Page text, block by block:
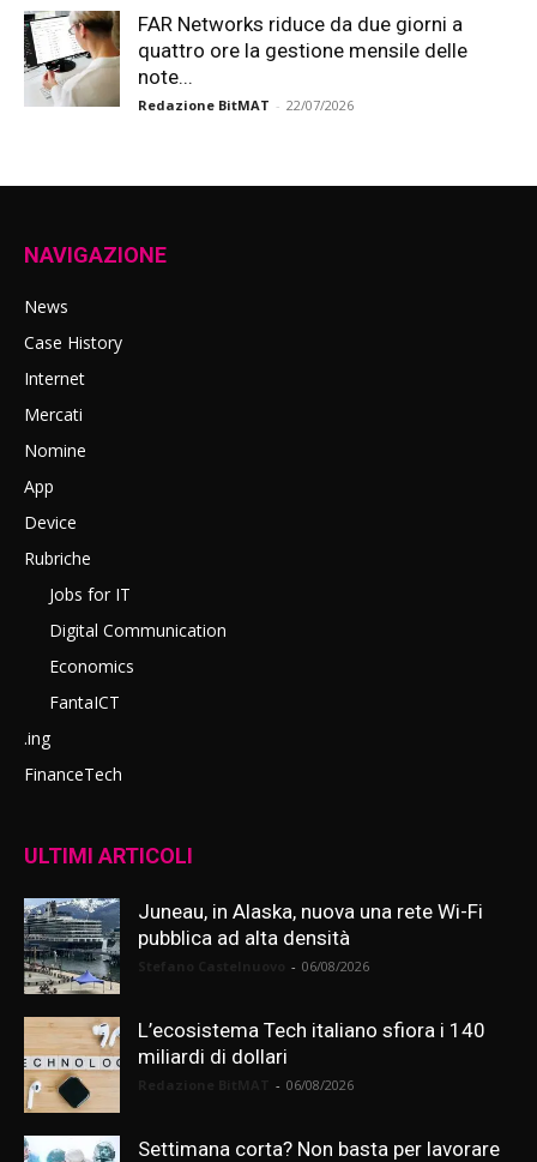
FAR Networks riduce da due giorni a
quattro ore la gestione mensile delle
note...
Redazione BitMAT - 22/07/2026
NAVIGAZIONE
News
Case History
Internet
Mercati
Nomine
App
Device
Rubriche
Jobs for IT
Digital Communication
Economics
FantaICT
.ing
FinanceTech
ULTIMI ARTICOLI
Juneau, in Alaska, nuova una rete Wi-Fi
pubblica ad alta densità
- 06/08/2026
L’ecosistema Tech italiano sfiora i 140
miliardi di dollari
- 06/08/2026
Settimana corta? Non basta per lavorare